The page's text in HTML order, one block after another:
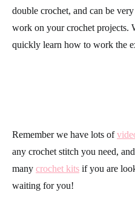
double crochet, and can be
work on your crochet projects.
quickly learn how to work the
Remember we have lots of
any crochet stitch you need,
many crochet kits if you are
waiting for you!